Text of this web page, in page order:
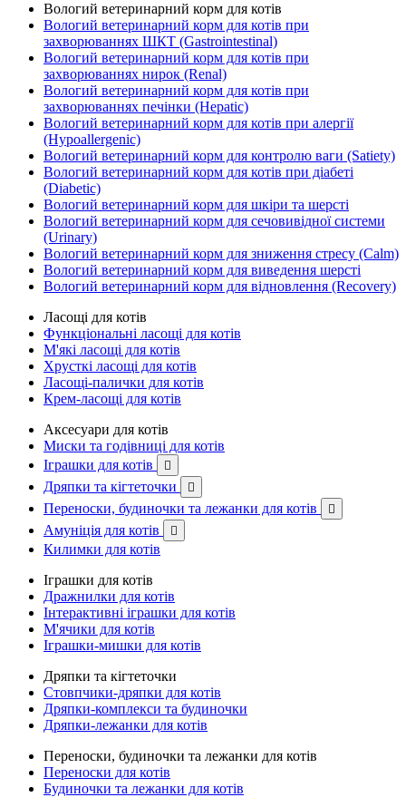
Вологий ветеринарний корм для котів
Вологий ветеринарний корм для котів при
захворюваннях ШКТ (Gastrointestinal)
Вологий ветеринарний корм для котів при
захворюваннях нирок (Renal)
Вологий ветеринарний корм для котів при
захворюваннях печінки (Hepatic)
Вологий ветеринарний корм для котів при алергії
(Hypoallergenic)
Вологий ветеринарний корм для контролю ваги (Satiety)
Вологий ветеринарний корм для котів при діабеті
(Diabetic)
Вологий ветеринарний корм для шкіри та шерсті
Вологий ветеринарний корм для сечовивідної системи
(Urinary)
Вологий ветеринарний корм для зниження стресу (Calm)
Вологий ветеринарний корм для виведення шерсті
Вологий ветеринарний корм для відновлення (Recovery)
Ласощі для котів
Функціональні ласощі для котів
М'які ласощі для котів
Хрусткі ласощі для котів
Ласощі-палички для котів
Крем-ласощі для котів
Аксесуари для котів
Миски та годівниці для котів
Іграшки для котів

Дряпки та кігтеточки 
Переноски, будиночки та лежанки для котів 
Амуніція для котів 
Килимки для котів
Іграшки для котів
Дражнилки для котів
Інтерактивні іграшки для котів
М'ячики для котів
Іграшки-мишки для котів
Дряпки та кігтеточки
Стовпчики-дряпки для котів
Дряпки-комплекси та будиночки
Дряпки-лежанки для котів
Переноски, будиночки та лежанки для котів
Переноски для котів
Будиночки та лежанки для котів